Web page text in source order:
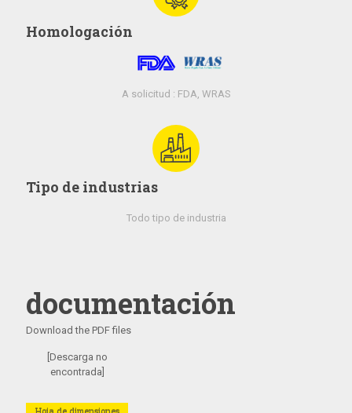
Homologación
A solicitud : FDA, WRAS
Tipo de industrias
Todo tipo de industria
documentación
Download the PDF files
[Descarga no
encontrada]